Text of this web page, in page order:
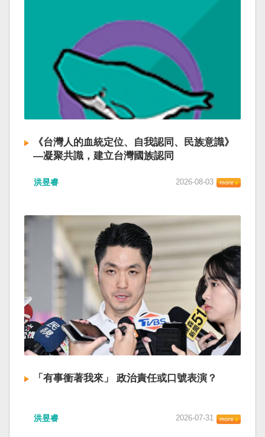
《台灣人的血統定位、自我認同、民族意識》
—凝聚共識，建立台灣國族認同
洪昱睿 2026-08-03
「有事衝著我來」 政治責任或口號表演？
洪昱睿 2026-07-31